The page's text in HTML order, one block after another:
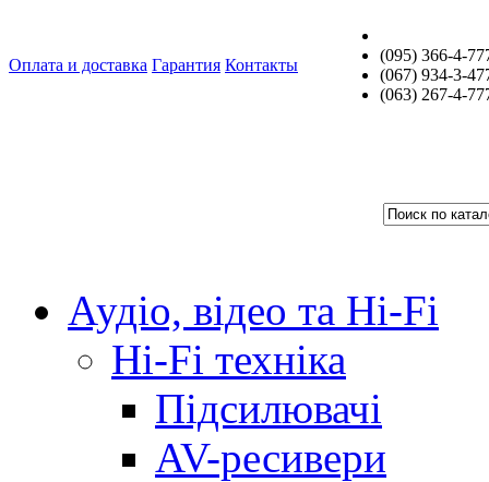
Оплата и доставка Гарантия Контакты
(095) 366-4-
(067) 934-3-
(063) 267-4-
Аудіо, відео та Hi-Fi
Hi-Fi техніка
Підсилювачі
AV-ресивери